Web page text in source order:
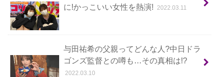
に!かっこいい女性を熱演!
2022.03.11
与田祐希の父親ってどんな人?中日ドラ
ゴンズ監督との噂も…その真相は!?
2022.03.10